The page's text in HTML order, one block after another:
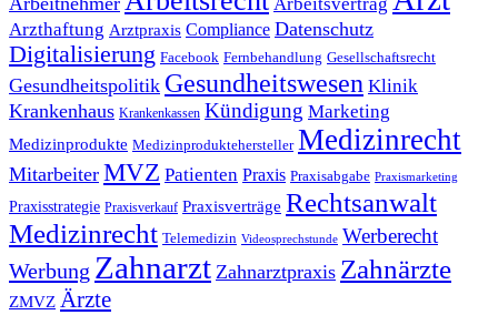
Arbeitsvertrag
Arzthaftung Arztpraxis Compliance Datenschutz
Digitalisierung Facebook Fernbehandlung Gesellschaftsrecht
Gesundheitspolitik Gesundheitswesen Klinik
Krankenhaus Krankenkassen Kündigung Marketing
Medizinprodukte Medizinproduktehersteller Medizinrecht
Mitarbeiter MVZ Patienten Praxis Praxisabgabe Praxismarketing
Praxisstrategie Praxisverkauf Praxisverträge Rechtsanwalt
Medizinrecht Telemedizin Videosprechstunde Werberecht
Werbung Zahnarzt Zahnarztpraxis Zahnärzte
ZMVZ Ärzte